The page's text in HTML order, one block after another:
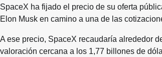
SpaceX ha fijado el precio de su oferta
Elon Musk en camino a una de las
A ese precio, SpaceX recaudaría alrededor
valoración cercana a los 1,77 billones de